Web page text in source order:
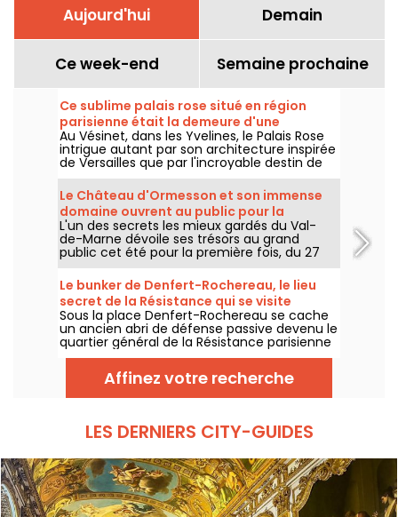
Aujourd'hui Demain
Ce week-end Semaine prochaine
Ce sublime palais rose situé en région
parisienne était la demeure d'une
marquise excentrique de la Belle Epoque
Au Vésinet, dans les Yvelines, le Palais Rose
intrigue autant par son architecture inspirée
de Versailles que par l'incroyable destin de
l'une de ses plus célèbres habitantes : la
marquise Luisa Casati, figure excentrique de
la Belle Époque.
Le Château d'Ormesson et son immense
domaine ouvrent au public pour la
première fois cet été 2026
L'un des secrets les mieux gardés du Val-
de-Marne dévoile ses trésors au grand
public cet été pour la première fois, du 27
juillet au 4 septembre 2026. Le Château
d'Ormesson, domaine du XVIe siècle resté
dans la même lignée familiale depuis des
générations, invite les promeneurs à
découvrir son parc historique et son intérieur
fastueux.
Le bunker de Denfert-Rochereau, le lieu
secret de la Résistance qui se visite
gratuitement à Paris
Sous la place Denfert-Rochereau se cache
un ancien abri de défense passive devenu le
quartier général de la Résistance parisienne
en août 1944. Un lieu historique
exceptionnel, longtemps resté inaccessible
mais aujourd'hui ouvert à la visite.
Affinez votre recherche
LES DERNIERS CITY-GUIDES